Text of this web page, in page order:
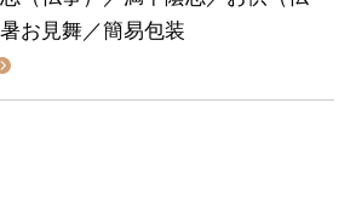
お見舞／簡易包装